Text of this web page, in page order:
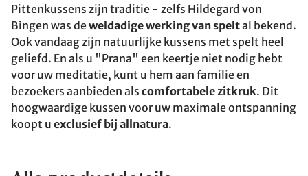
Pittenkussens zijn traditie - zelfs Hildegard von
Bingen was deweldadige werking van speltal bekend.
Ook vandaag zijn natuurlijke kussens met spelt heel
geliefd. En als u "Prana" een keertje niet nodig hebt
voor uw meditatie, kunt u hem aan familie en
bezoekers aanbieden als comfortabele zitkruk. Dit
hoogwaardige kussen voor uw maximale ontspanning
koopt u exclusief bij allnatura.